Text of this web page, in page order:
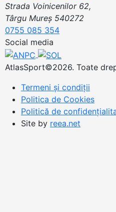
Strada Voinicenilor 62,
Târgu Mureș 540272
0755 085 354
Social media
AtlasSport©2026. Toate
Termeni și condiții
Politica de Cookies
Politică de
Site by reea.net